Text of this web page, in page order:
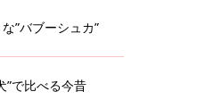
”バブーシュカ”
”で比べる今昔